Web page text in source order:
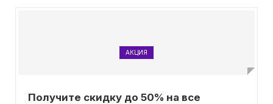
АКЦИЯ
Получите скидку до 50% на все